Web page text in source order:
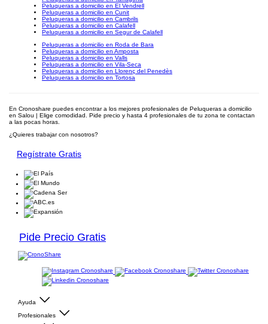
Peluqueras a domicilio en El Vendrell
Peluqueras a domicilio en Cunit
Peluqueras a domicilio en Cambrils
Peluqueras a domicilio en Calafell
Peluqueras a domicilio en Segur de Calafell
Peluqueras a domicilio en Roda de Bara
Peluqueras a domicilio en Amposta
Peluqueras a domicilio en Valls
Peluqueras a domicilio en Vila-Seca
Peluqueras a domicilio en Llorenç del Penedès
Peluqueras a domicilio en Tortosa
En Cronoshare puedes encontrar a los mejores profesionales de Peluqueras a domicilio
en Salou | Elige comodidad. Pide precio y hasta 4 profesionales de tu zona te contactan
a las pocas horas.
¿Quieres trabajar con nosotros?
Regístrate Gratis
Pide Precio Gratis
Ayuda
Profesionales